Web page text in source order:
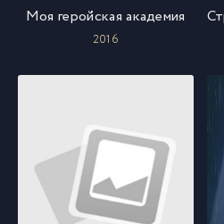
Моя геройская академия
2016